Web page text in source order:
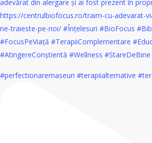
#perfectionaremaseuri #terapiialternative